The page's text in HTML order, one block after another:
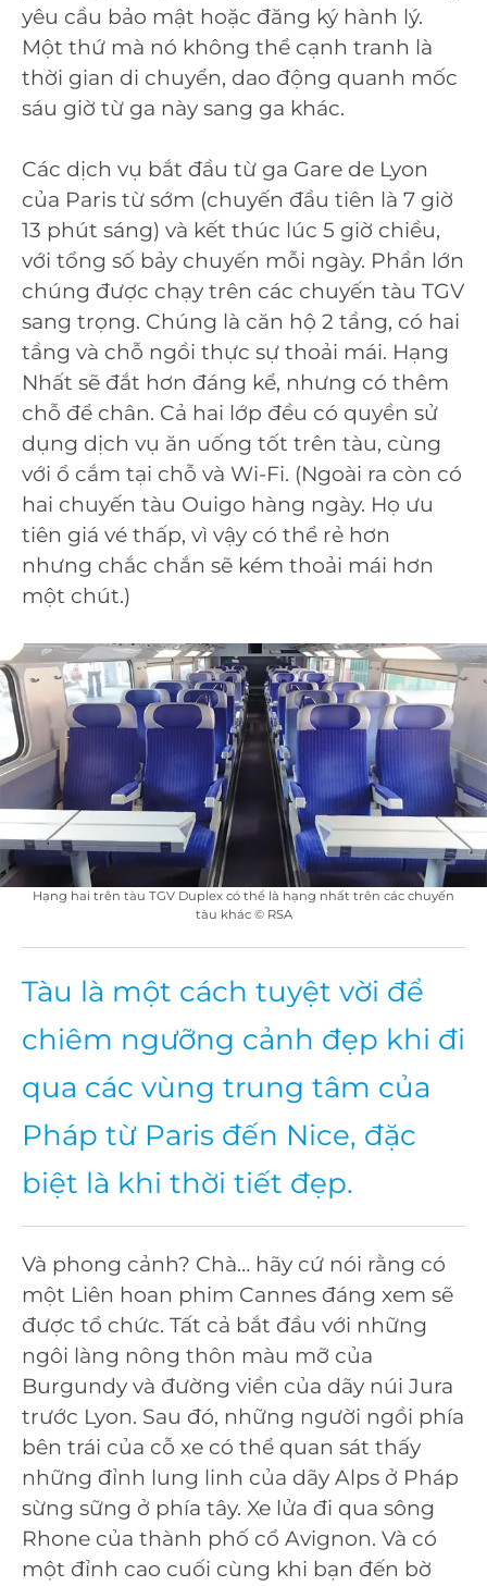
yêu cầu bảo mật hoặc đăng ký hành lý.
Một thứ mà nó không thể cạnh tranh là
thời gian di chuyển, dao động quanh mốc
sáu giờ từ ga này sang ga khác.
Các dịch vụ bắt đầu từ ga Gare de Lyon
của Paris từ sớm (chuyến đầu tiên là 7 giờ
13 phút sáng) và kết thúc lúc 5 giờ chiều,
với tổng số bảy chuyến mỗi ngày. Phần lớn
chúng được chạy trên các chuyến tàu TGV
sang trọng. Chúng là căn hộ 2 tầng, có hai
tầng và chỗ ngồi thực sự thoải mái. Hạng
Nhất sẽ đắt hơn đáng kể, nhưng có thêm
chỗ để chân. Cả hai lớp đều có quyền sử
dụng dịch vụ ăn uống tốt trên tàu, cùng
với ổ cắm tại chỗ và Wi-Fi. (Ngoài ra còn có
hai chuyến tàu Ouigo hàng ngày. Họ ưu
tiên giá vé thấp, vì vậy có thể rẻ hơn
nhưng chắc chắn sẽ kém thoải mái hơn
một chút.)
Hạng hai trên tàu TGV Duplex có thể là hạng nhất trên các chuyến
tàu khác © RSA
Tàu là một cách tuyệt vời để
chiêm ngưỡng cảnh đẹp khi đi
qua các vùng trung tâm của
Pháp từ Paris đến Nice, đặc
biệt là khi thời tiết đẹp.
Và phong cảnh? Chà… hãy cứ nói rằng có
một Liên hoan phim Cannes đáng xem sẽ
được tổ chức. Tất cả bắt đầu với những
ngôi làng nông thôn màu mỡ của
Burgundy và đường viền của dãy núi Jura
trước Lyon. Sau đó, những người ngồi phía
bên trái của cỗ xe có thể quan sát thấy
những đỉnh lung linh của dãy Alps ở Pháp
sừng sững ở phía tây. Xe lửa đi qua sông
Rhone của thành phố cổ Avignon. Và có
một đỉnh cao cuối cùng khi bạn đến bờ